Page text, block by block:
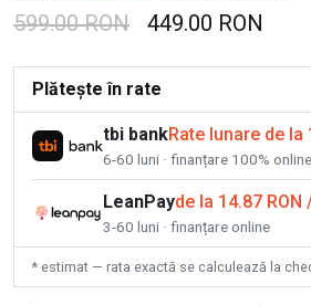
599.00 RON 449.00 RON
Plătește în rate
tbi bankRate lunare de la
6-60 luni · finanțare 100% online
LeanPayde la 14.87 RON
3-60 luni · finanțare online
* estimat — rata exactă se calculează la